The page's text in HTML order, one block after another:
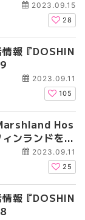
2023.09.15
28
報『DOSHIN
2023.09.11
105
Hos
ンランドを知
2023.09.11
25
報『DOSHIN